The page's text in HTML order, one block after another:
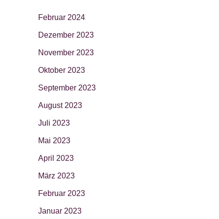
Februar 2024
Dezember 2023
November 2023
Oktober 2023
September 2023
August 2023
Juli 2023
Mai 2023
April 2023
März 2023
Februar 2023
Januar 2023